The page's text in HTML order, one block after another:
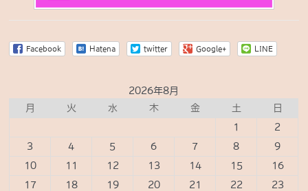
Facebook Hatena twitter Google+ LINE
2026年8月
月
火 水 木 金 土
日
1
2
3
4 5 6 7 8
9
10
11 12 13 14 15
16
17
18 19 20 21 22
23